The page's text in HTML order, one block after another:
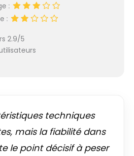
:
:
2.9/5
techniques
mais la fiabilité dans
le point décisif à peser